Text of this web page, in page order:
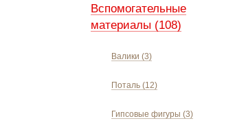
Вспомогательные
материалы (108)
Валики (3)
Поталь (12)
Гипсовые фигуры (3)